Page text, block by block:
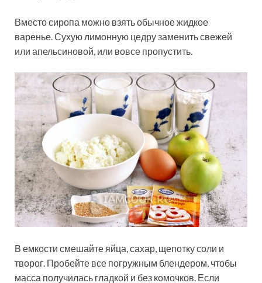
Вместо сиропа можно взять обычное жидкое
варенье. Сухую лимонную цедру заменить свежей
или апельсиновой, или вовсе пропустить.
В емкости смешайте яйца, сахар, щепотку соли и
творог. Пробейте все погружным блендером, чтобы
масса получилась гладкой и без комочков. Если